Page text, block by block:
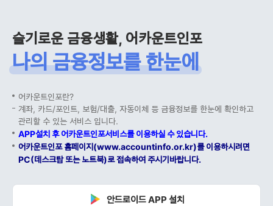
슬기로운 금융생활, 어카운트인포
나의 금융정보를 한눈에
어카운트인포란?
계좌, 카드/포인트, 보험/대출, 자동이체 등 금융정보를 한눈에 확인하고
관리할 수 있는 서비스 입니다.
APP설치 후 어카운트인포서비스를 이용하실 수 있습니다.
어카운트인포 홈페이지(www.accountinfo.or.kr)를 이용하시려면
PC(데스크탑 또는 노트북)로 접속하여 주시기바랍니다.
안드로이드 APP 설치